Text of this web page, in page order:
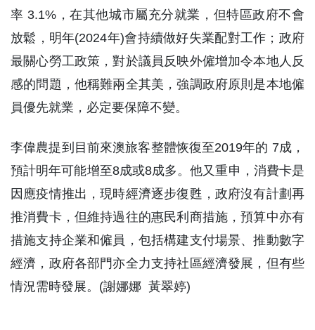
率 3.1%，在其他城市屬充分就業，但特區政府不會
放鬆，明年(2024年)會持續做好失業配對工作；政府
最關心勞工政策，對於議員反映外僱增加令本地人反
感的問題，他稱難兩全其美，強調政府原則是本地僱
員優先就業，必定要保障不變。
李偉農提到目前來澳旅客整體恢復至2019年的 7成，
預計明年可能增至8成或8成多。他又重申，消費卡是
因應疫情推出，現時經濟逐步復甦，政府沒有計劃再
推消費卡，但維持過往的惠民利商措施，預算中亦有
措施支持企業和僱員，包括構建支付場景、推動數字
經濟，政府各部門亦全力支持社區經濟發展，但有些
情況需時發展。(謝娜娜 黃翠婷)